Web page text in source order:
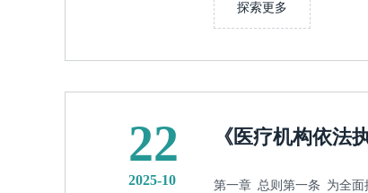
探索更多
22
2025-10
《医疗机构依法
第一章 总则第一条 为全面